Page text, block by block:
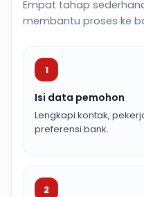
Empat tahap
membantu proses ke
1
Isi data pemohon
Lengkapi kontak,
preferensi bank.
2